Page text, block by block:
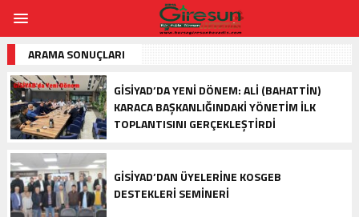
ARAMA SONUÇLARI
GİSİYAD’DA YENI DÖNEM: ALI (BAHATTIN)
KARACA BAŞKANLIĞINDAKI YÖNETIM İLK
TOPLANTISINI GERÇEKLEŞTIRDI
GİSİYAD’DAN ÜYELERINE KOSGEB
DESTEKLERI SEMINERI